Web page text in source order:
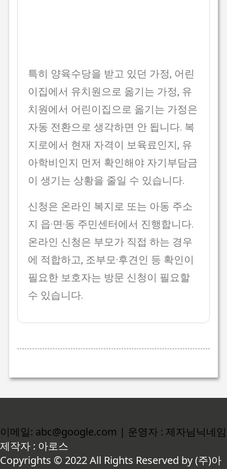
특히 양육수당을 받고 있던 가정, 어린
이집에서 유치원으로 옮기는 가정, 유
치원에서 어린이집으로 옮기는 가정은
자동 전환으로 생각하면 안 됩니다. 복
지로에서 현재 자격이 보육료인지, 유
아학비인지 먼저 확인해야 자기부담금
이 생기는 상황을 줄일 수 있습니다.
신청은 온라인 복지로 또는 아동 주소
지 읍·면·동 주민센터에서 진행합니다.
온라인 신청은 부모가 직접 하는 경우
에 적합하고, 조부모·후견인 등 확인이
필요한 보호자는 방문 신청이 필요할
수 있습니다.
이메일: abc@google.com | 운영자 : 제자님닉네임
제작자 : 아로스
Copyrights © 2022 All Rights Reserved by (주)아